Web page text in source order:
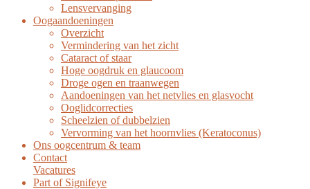
Lensvervanging
Oogaandoeningen
Overzicht
Vermindering van het zicht
Cataract of staar
Hoge oogdruk en glaucoom
Droge ogen en traanwegen
Aandoeningen van het netvlies en glasvocht
Ooglidcorrecties
Scheelzien of dubbelzien
Vervorming van het hoornvlies (Keratoconus)
Ons oogcentrum & team
Contact
Vacatures
Part of Signifeye